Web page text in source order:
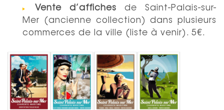
Vente d’affiches de Saint-Palais-sur-
Mer (ancienne collection) dans plusieurs
commerces de la ville (liste à venir). 5€.